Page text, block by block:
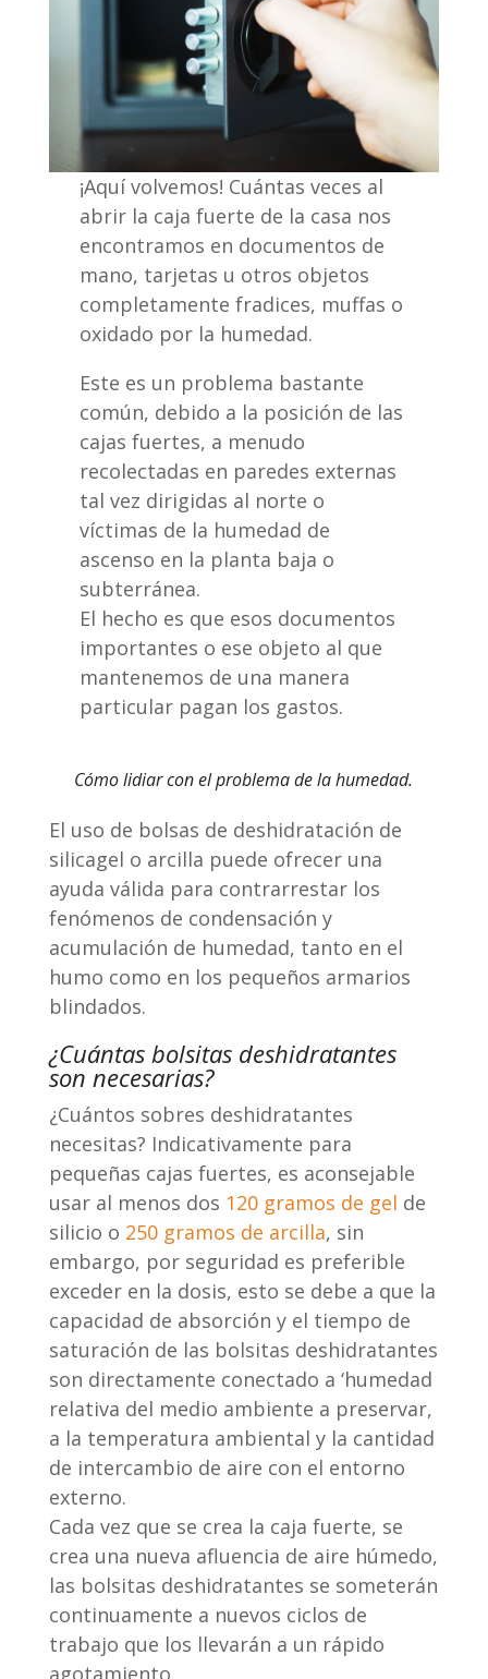
¡Aquí volvemos! Cuántas veces al
abrir la caja fuerte de la casa nos
encontramos en documentos de
mano, tarjetas u otros objetos
completamente fradices, muffas o
oxidado por la humedad.
Este es un problema bastante
común, debido a la posición de las
cajas fuertes, a menudo
recolectadas en paredes externas
tal vez dirigidas al norte o
víctimas de la humedad de
ascenso en la planta baja o
subterránea.
El hecho es que esos documentos
importantes o ese objeto al que
mantenemos de una manera
particular pagan los gastos.
Cómo lidiar con el problema de la humedad.
El uso de bolsas de deshidratación de
silicagel o arcilla puede ofrecer una
ayuda válida para contrarrestar los
fenómenos de condensación y
acumulación de humedad, tanto en el
humo como en los pequeños armarios
blindados.
¿Cuántas bolsitas deshidratantes
son necesarias?
¿Cuántos sobres deshidratantes
necesitas? Indicativamente para
pequeñas cajas fuertes, es aconsejable
usar al menos dos 120 gramos de gel de
silicio o 250 gramos de arcilla, sin
embargo, por seguridad es preferible
exceder en la dosis, esto se debe a que la
capacidad de absorción y el tiempo de
saturación de las bolsitas deshidratantes
son directamente conectado a ‘humedad
relativa del medio ambiente a preservar,
a la temperatura ambiental y la cantidad
de intercambio de aire con el entorno
externo.
Cada vez que se crea la caja fuerte, se
crea una nueva afluencia de aire húmedo,
las bolsitas deshidratantes se someterán
continuamente a nuevos ciclos de
trabajo que los llevarán a un rápido
agotamiento.